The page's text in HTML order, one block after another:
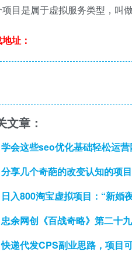
目是属于虚拟服务类型，叫
址：
文章：
学会这些seo优化基础轻松运营
分享几个奇葩的改变认知的项
日入800淘宝虚拟项目：“新婚
忠余网创《百战奇略》第二十
快递代发CPS副业思路，项目